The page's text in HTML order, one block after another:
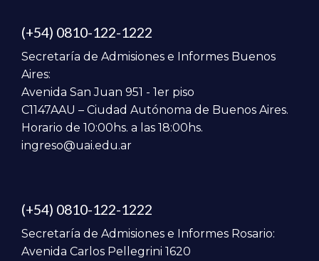
(+54) 0810-122-1222
Secretaría de Admisiones e Informes Buenos
Aires:
Avenida San Juan 951 - 1er piso
C1147AAU – Ciudad Autónoma de Buenos Aires.
Horario de 10:00hs. a las 18:00hs.
ingreso@uai.edu.ar
(+54) 0810-122-1222
Secretaría de Admisiones e Informes Rosario:
Avenida Carlos Pellegrini 1620